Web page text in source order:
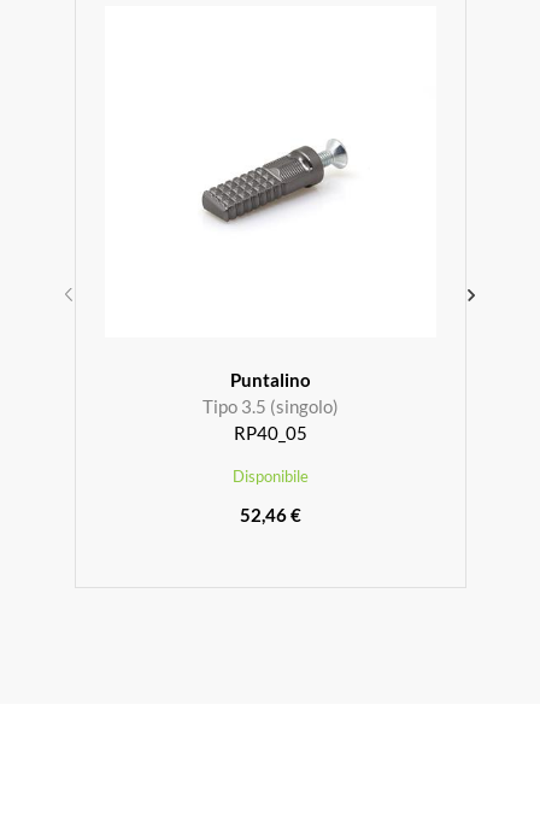
Puntalino
Tipo 3.5 (singolo)
RP40_05
Disponibile
52,46 €